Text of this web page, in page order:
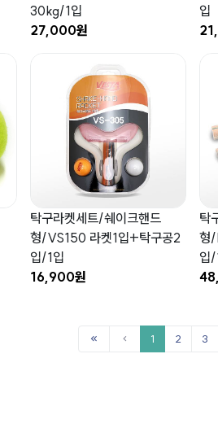
30kg/1입
27,000원
입
탁구라켓세트/쉐이크핸드
형/VS150 라켓1입+탁구공2
입/1입
16,900원
탁
형/
입/
1 2 3